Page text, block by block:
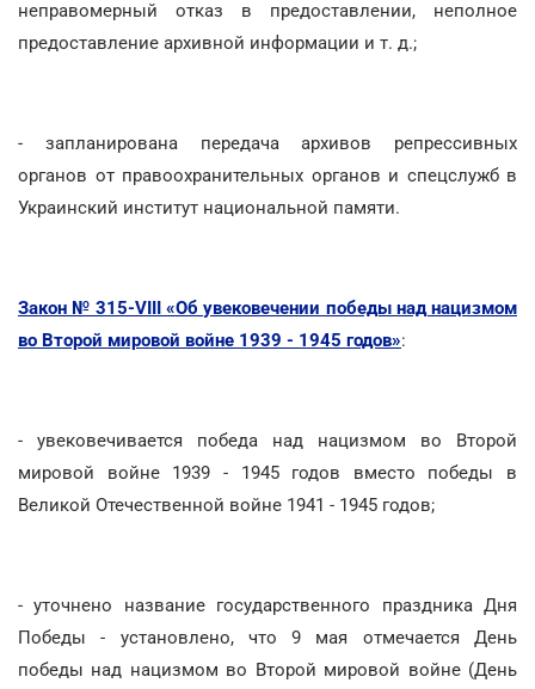
неправомерный отказ в предоставлении, неполное
предоставление архивной информации и т. д.;
- запланирована передача архивов репрессивных
органов от правоохранительных органов и спецслужб в
Украинский институт национальной памяти.
Закон № 315-VIII «Об увековечении победы над нацизмом
во Второй мировой войне 1939 - 1945 годов»:
- увековечивается победа над нацизмом во Второй
мировой войне 1939 - 1945 годов вместо победы в
Великой Отечественной войне 1941 - 1945 годов;
- уточнено название государственного праздника Дня
Победы - установлено, что 9 мая отмечается День
победы над нацизмом во Второй мировой войне (День